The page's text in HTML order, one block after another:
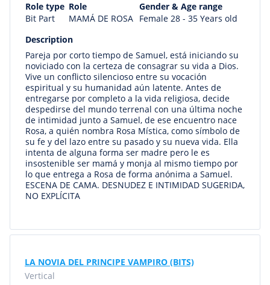
Role type Role
Gender & Age range
Bit Part
MAMÁ DE ROSA Female 28 - 35 Years old
Description
Pareja por corto tiempo de Samuel, está iniciando su
noviciado con la certeza de consagrar su vida a Dios.
Vive un conflicto silencioso entre su vocación
espiritual y su humanidad aún latente. Antes de
entregarse por completo a la vida religiosa, decide
despedirse del mundo terrenal con una última noche
de intimidad junto a Samuel, de ese encuentro nace
Rosa, a quién nombra Rosa Mística, como símbolo de
su fe y del lazo entre su pasado y su nueva vida. Ella
intenta de alguna forma ser madre pero le es
insostenible ser mamá y monja al mismo tiempo por
lo que entrega a Rosa de forma anónima a Samuel.
ESCENA DE CAMA. DESNUDEZ E INTIMIDAD SUGERIDA,
NO EXPLÍCITA
LA NOVIA DEL PRINCIPE VAMPIRO (BITS)
Vertical